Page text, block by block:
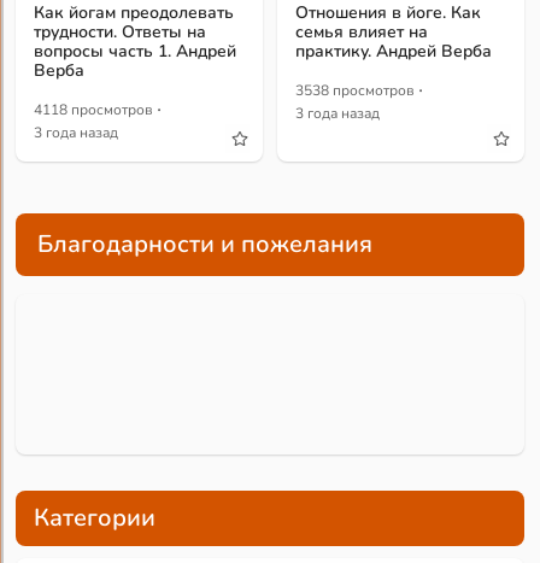
Как йогам преодолевать
трудности. Ответы на
вопросы часть 1. Андрей
Верба
4118 просмотров ·
3 года назад
Отношения в йоге. Как
семья влияет на
практику. Андрей Верба
3538 просмотров ·
3 года назад
Благодарности и пожелания
Категории